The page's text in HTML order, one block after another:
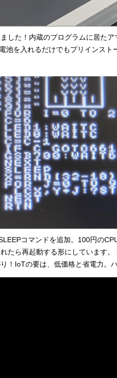
した！内蔵のプログラムに居たア
池を入れるだけでもプリインス
コマンドを追加。100円の
たら再起動する形にしています
！IoTの要は、低価格と省電力。